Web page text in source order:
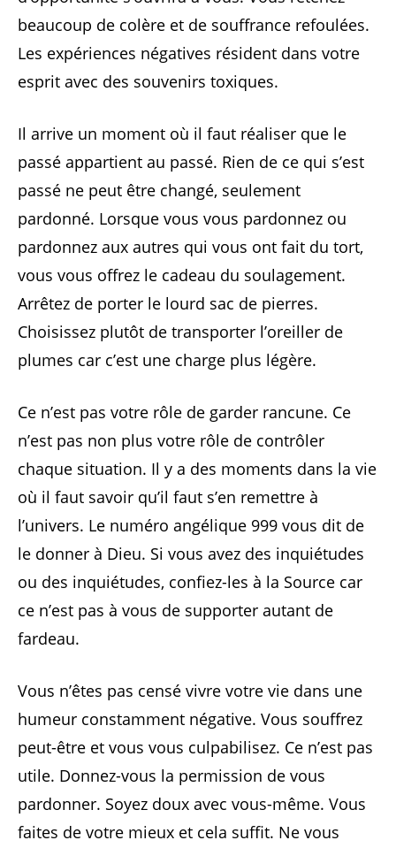
beaucoup de colère et de souffrance refoulées.
Les expériences négatives résident dans votre
esprit avec des souvenirs toxiques.
Il arrive un moment où il faut réaliser que le
passé appartient au passé. Rien de ce qui s’est
passé ne peut être changé, seulement
pardonné. Lorsque vous vous pardonnez ou
pardonnez aux autres qui vous ont fait du tort,
vous vous offrez le cadeau du soulagement.
Arrêtez de porter le lourd sac de pierres.
Choisissez plutôt de transporter l’oreiller de
plumes car c’est une charge plus légère.
Ce n’est pas votre rôle de garder rancune. Ce
n’est pas non plus votre rôle de contrôler
chaque situation. Il y a des moments dans la vie
où il faut savoir qu’il faut s’en remettre à
l’univers. Le numéro angélique 999 vous dit de
le donner à Dieu. Si vous avez des inquiétudes
ou des inquiétudes, confiez-les à la Source car
ce n’est pas à vous de supporter autant de
fardeau.
Vous n’êtes pas censé vivre votre vie dans une
humeur constamment négative. Vous souffrez
peut-être et vous vous culpabilisez. Ce n’est pas
utile. Donnez-vous la permission de vous
pardonner. Soyez doux avec vous-même. Vous
faites de votre mieux et cela suffit. Ne vous